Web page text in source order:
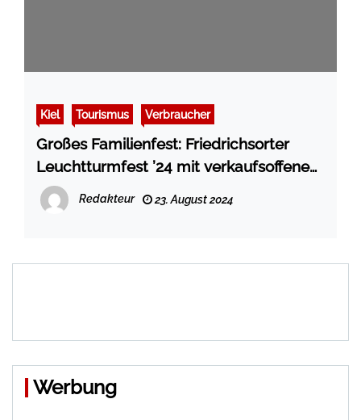
Kiel Tourismus Verbraucher
Großes Familienfest: Friedrichsorter
Leuchtturmfest ’24 mit verkaufsoffenem
Sonntag
Redakteur 23. August 2024
Werbung